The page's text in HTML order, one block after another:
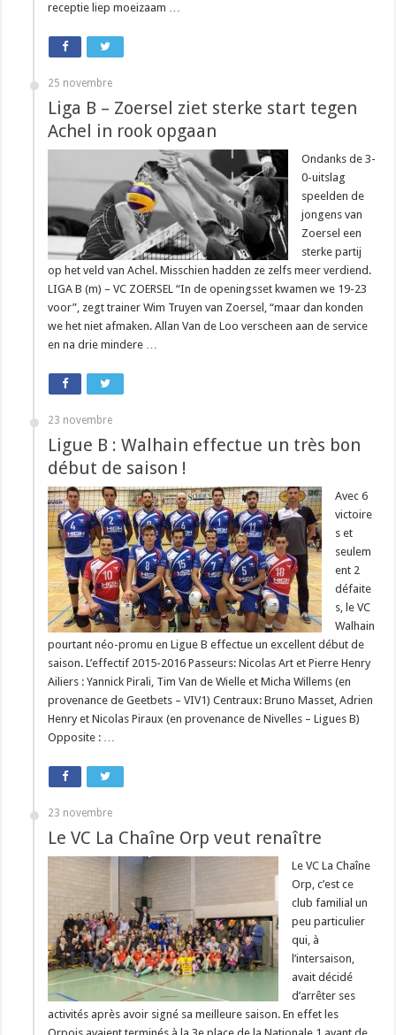
receptie liep moeizaam …
25 novembre
Liga B – Zoersel ziet sterke start tegen
Achel in rook opgaan
Ondanks de 3-
0-uitslag
speelden de
jongens van
Zoersel een
sterke partij
op het veld van Achel. Misschien hadden ze zelfs meer verdiend.
LIGA B (m) – VC ZOERSEL “In de openingsset kwamen we 19-23
voor”, zegt trainer Wim Truyen van Zoersel, “maar dan konden
we het niet afmaken. Allan Van de Loo verscheen aan de service
en na drie mindere …
23 novembre
Ligue B : Walhain effectue un très bon
début de saison !
Avec 6
victoire
s et
seulem
ent 2
défaite
s, le VC
Walhain
pourtant néo-promu en Ligue B effectue un excellent début de
saison. L’effectif 2015-2016 Passeurs: Nicolas Art et Pierre Henry
Ailiers : Yannick Pirali, Tim Van de Wielle et Micha Willems (en
provenance de Geetbets – VIV1) Centraux: Bruno Masset, Adrien
Henry et Nicolas Piraux (en provenance de Nivelles – Ligues B)
Opposite : …
23 novembre
Le VC La Chaîne Orp veut renaître
Le VC La Chaîne
Orp, c’est ce
club familial un
peu particulier
qui, à
l’intersaison,
avait décidé
d’arrêter ses
activités après avoir signé sa meilleure saison. En effet les